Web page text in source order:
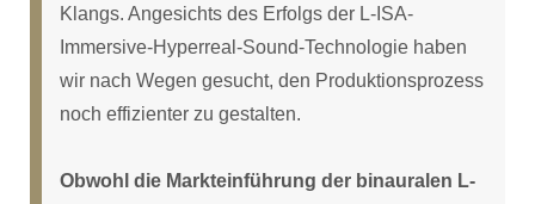
Klangs. Angesichts des Erfolgs der L-ISA-
Immersive-Hyperreal-Sound-Technologie haben
wir nach Wegen gesucht, den Produktionsprozess
noch effizienter zu gestalten.
Obwohl die Markteinführung der binauralen L-